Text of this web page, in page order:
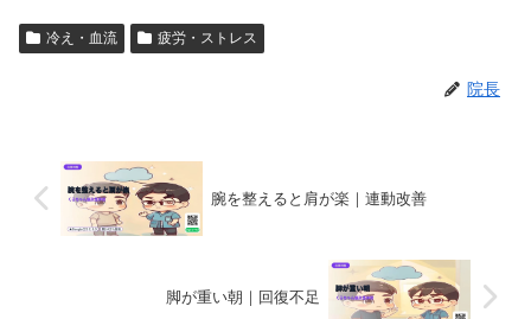
冷え・血流 疲労・ストレス
院長
腕を整えると肩が楽｜連動改善
脚が重い朝｜回復不足